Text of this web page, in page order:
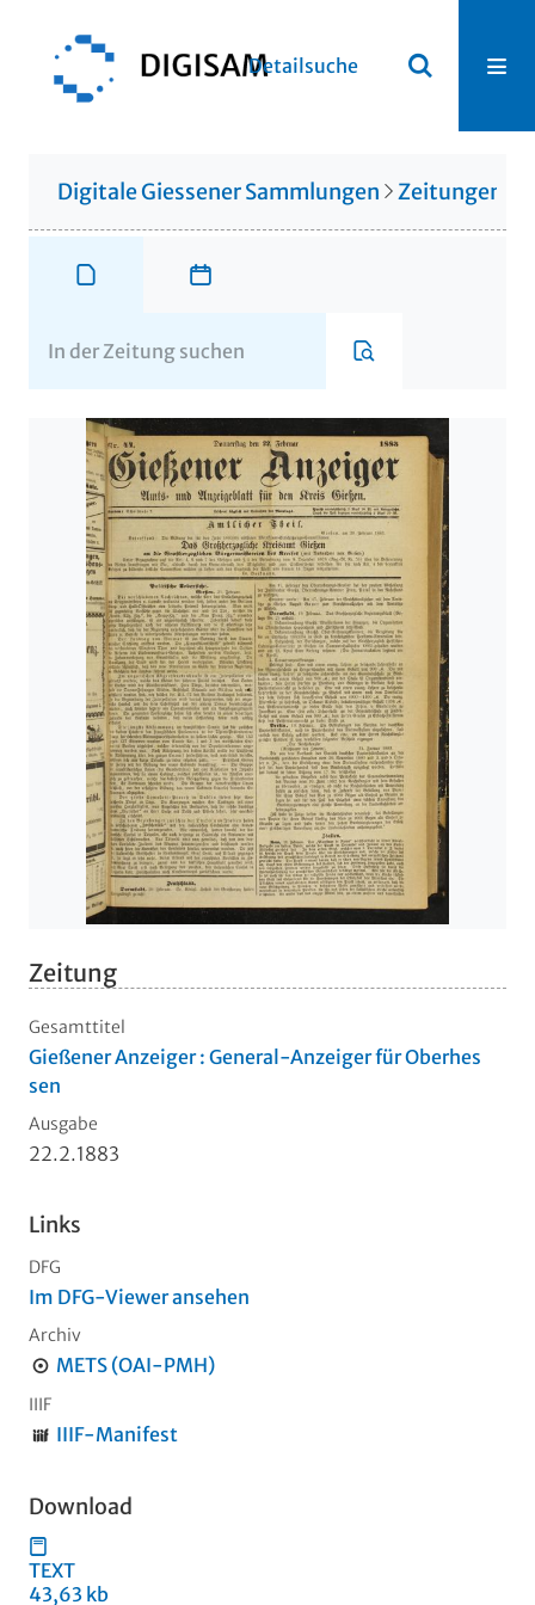
Detailsuche
Digitale Giessener Sammlungen Zeitungen
Zeitung
Gesamttitel
Gießener Anzeiger : General-Anzeiger für Oberhes
sen
Ausgabe
22.2.1883
Links
DFG
Im DFG-Viewer ansehen
Archiv
METS (OAI-PMH)
IIIF
IIIF-Manifest
Download
TEXT
43,63 kb